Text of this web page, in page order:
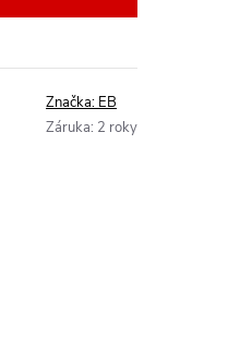
Značka: EB
Záruka: 2 roky